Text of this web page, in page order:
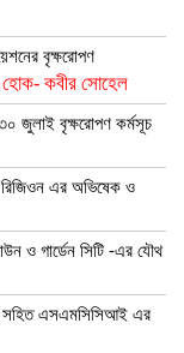
বৃক্ষরোপণ
হোক- কবীর সোহেল
৩০ জুলাই বৃক্ষরোপণ কর্মসূচ
রিজিওন এর অভিষেক ও
ও গার্ডেন সিটি -এর যৌথ
সহিত এসএমসিসিআই এর